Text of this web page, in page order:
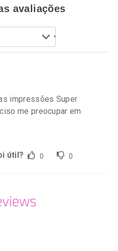
Ativar Desconto
Comprar sem Desconto
Por R$ 52,99/cada
Por R$ 52,99/cada
avaliações
impressões Super
me preocupar em
útil? 0 0